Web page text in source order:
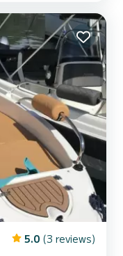
5.0 (3 reviews)